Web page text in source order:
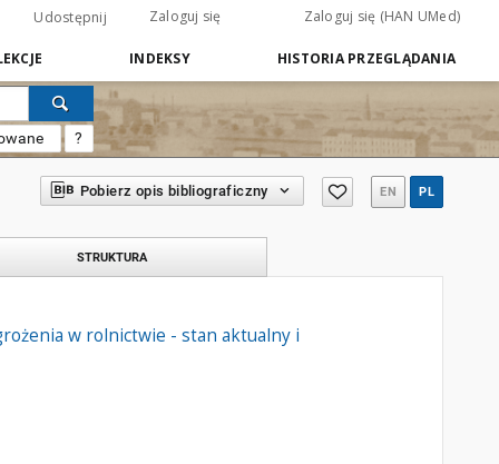
Udostępnij Zaloguj się Zaloguj się (HAN UMed)
INDEKSY HISTORIA PRZEGLĄDANIA
?
Pobierz opis bibliograficzny EN PL
STRUKTURA
w rolnictwie - stan aktualny i